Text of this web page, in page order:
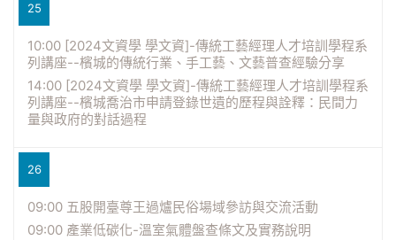
25
10:00 [2024文資學 學文資]-傳統工藝經理人才培訓學程系
列講座--檳城的傳統行業、手工藝、文藝普查經驗分享
14:00 [2024文資學 學文資]-傳統工藝經理人才培訓學程系
列講座--檳城喬治市申請登錄世遺的歷程與詮釋：民間力
量與政府的對話過程
26
09:00 五股開臺尊王過爐民俗場域參訪與交流活動
09:00 產業低碳化-溫室氣體盤查條文及實務說明